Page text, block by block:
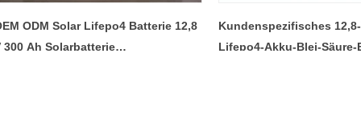
ODM Solar Lifepo4 Batterie 12,8
300 Ah Solarbatterie
Kundenspezifisches
Lifepo4-Akku-Blei-Säure-